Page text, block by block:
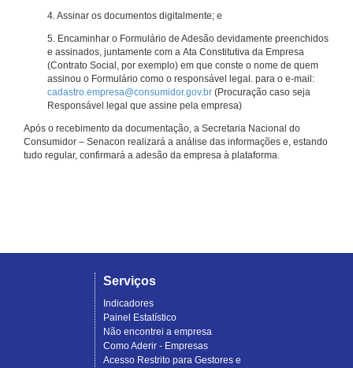
4. Assinar os documentos digitalmente; e
5. Encaminhar o Formulário de Adesão devidamente preenchidos
e assinados, juntamente com a Ata Constitutiva da Empresa
(Contrato Social, por exemplo) em que conste o nome de quem
assinou o Formulário como o responsável legal. para o e-mail:
cadastro.empresa@consumidor.gov.br (Procuração caso seja
Responsável legal que assine pela empresa)
Após o recebimento da documentação, a Secretaria Nacional do
Consumidor – Senacon realizará a análise das informações e, estando
tudo regular, confirmará a adesão da empresa à plataforma.
Serviços
Indicadores
Painel Estatístico
Não encontrei a empresa
Como Aderir - Empresas
Acesso Restrito para Gestores e